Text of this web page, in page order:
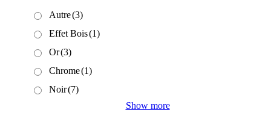
Autre(3)
Effet Bois(1)
Or(3)
Chrome(1)
Noir(7)
Show more